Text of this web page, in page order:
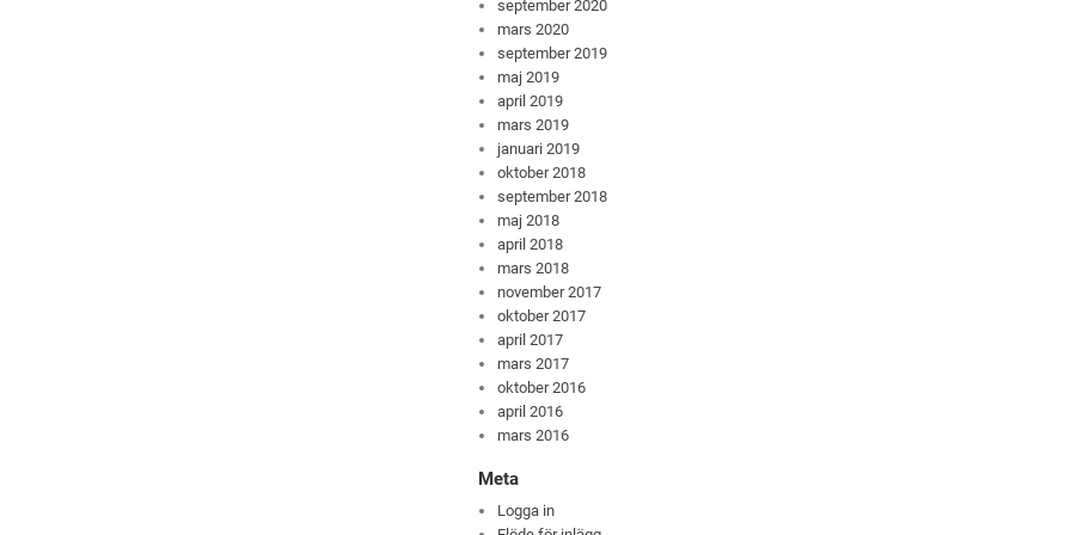
september 2020
mars 2020
september 2019
maj 2019
april 2019
mars 2019
januari 2019
oktober 2018
september 2018
maj 2018
april 2018
mars 2018
november 2017
oktober 2017
april 2017
mars 2017
oktober 2016
april 2016
mars 2016
Meta
Logga in